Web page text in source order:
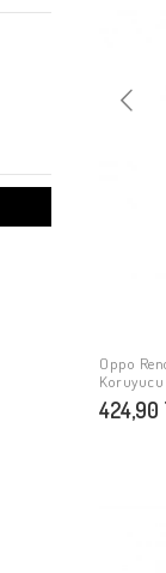
Oppo
Koruyucu
424,90